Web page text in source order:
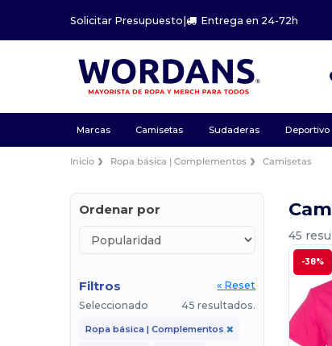
Solicitar Presupuesto| Entrega en 24-72h
Marcas Camisetas Sudaderas Deportivo
Inicio Ropa básica | Complementos Camisetas
Ordenar por
Filtros
« Reset
Seleccionado
45 resultados.
Ropa básica | Complementos
45
-38%